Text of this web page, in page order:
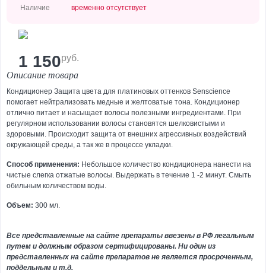
ногами
для
волос
Декоративная
косметика
Уход
для
мужчин
Эпиляция
Ароматерапия
Косметика
для
Подарочные
наборы
сертификаты
Наличие
временно отсутствует
1 150руб.
Описание товара
Кондиционер Защита цвета для платиновых оттенков Senscience
помогает нейтра­лизовать медные и желтоватые тона. Кондиционер
отлично питает и насыщает волосы полезными ингредиентами. При
регулярном использовании волосы становятся шелковистыми и
здоровыми. Происходит защита от внешних агрессивных воздействий
окружающей среды, а так же в процессе укладки.
Способ применения: Небольшое количество кондиционера нане­сти на
чистые слегка отжатые воло­сы. Выдержать в течение 1 -2 минут. Смыть
оби­льным количеством воды.
Объем: 300 мл.
Все представленные на сайте препараты ввезены в РФ легальным
путем и должным образом сертифицированы. Ни один из
представленных на сайте препаратов не является просроченным,
поддельным и т.д.